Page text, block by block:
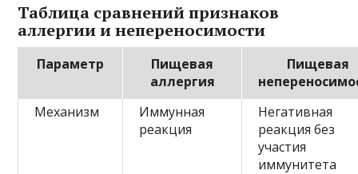
Таблица сравнений признаков
аллергии и непереносимости
Параметр
Пищевая
аллергия
Пищевая
Механизм
Иммунная
реакция
Негативная
реакция без
участия
иммунитета